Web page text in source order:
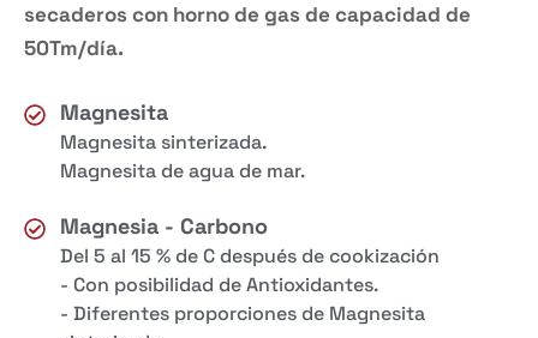
secaderos con horno de gas de capacidad de
50Tm/día.
Magnesita
Magnesita sinterizada.
Magnesita de agua de mar.
Magnesia - Carbono
Del 5 al 15 % de C después de cookización
- Con posibilidad de Antioxidantes.
- Diferentes proporciones de Magnesita